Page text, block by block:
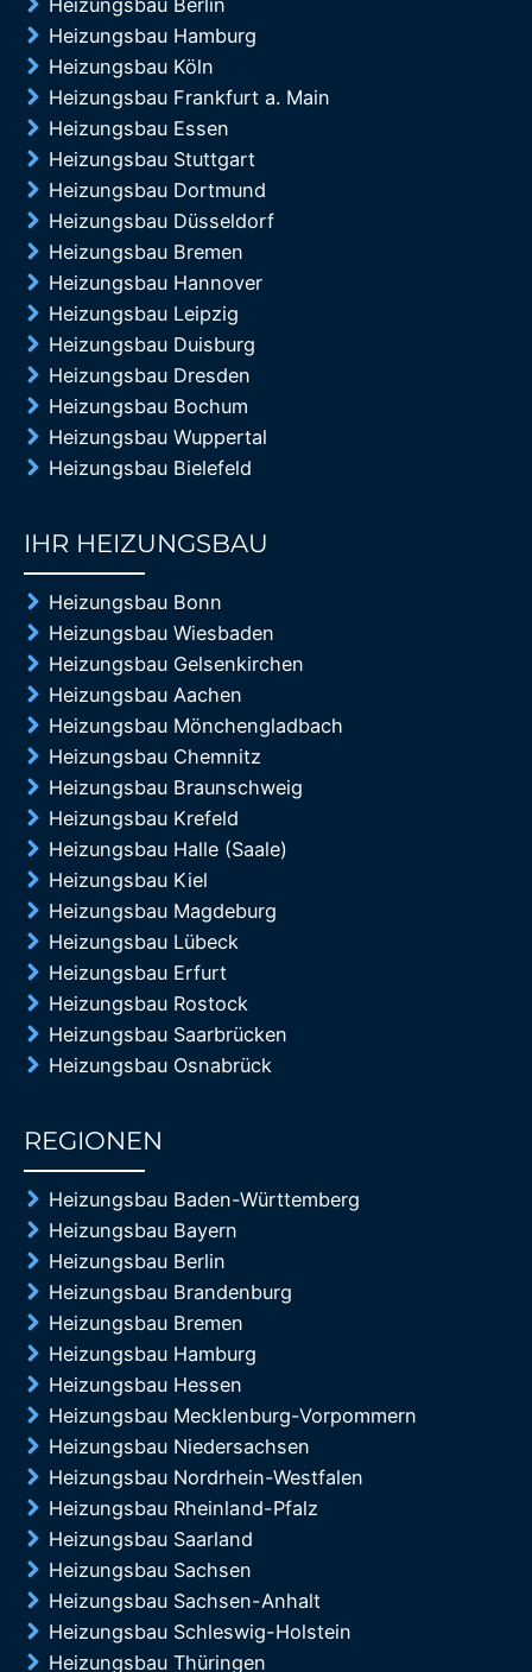
Heizungsbau Berlin
Heizungsbau Hamburg
Heizungsbau Köln
Heizungsbau Frankfurt a. Main
Heizungsbau Essen
Heizungsbau Stuttgart
Heizungsbau Dortmund
Heizungsbau Düsseldorf
Heizungsbau Bremen
Heizungsbau Hannover
Heizungsbau Leipzig
Heizungsbau Duisburg
Heizungsbau Dresden
Heizungsbau Bochum
Heizungsbau Wuppertal
Heizungsbau Bielefeld
IHR HEIZUNGSBAU
Heizungsbau Bonn
Heizungsbau Wiesbaden
Heizungsbau Gelsenkirchen
Heizungsbau Aachen
Heizungsbau Mönchengladbach
Heizungsbau Chemnitz
Heizungsbau Braunschweig
Heizungsbau Krefeld
Heizungsbau Halle (Saale)
Heizungsbau Kiel
Heizungsbau Magdeburg
Heizungsbau Lübeck
Heizungsbau Erfurt
Heizungsbau Rostock
Heizungsbau Saarbrücken
Heizungsbau Osnabrück
REGIONEN
Heizungsbau Baden-Württemberg
Heizungsbau Bayern
Heizungsbau Berlin
Heizungsbau Brandenburg
Heizungsbau Bremen
Heizungsbau Hamburg
Heizungsbau Hessen
Heizungsbau Mecklenburg-Vorpommern
Heizungsbau Niedersachsen
Heizungsbau Nordrhein-Westfalen
Heizungsbau Rheinland-Pfalz
Heizungsbau Saarland
Heizungsbau Sachsen
Heizungsbau Sachsen-Anhalt
Heizungsbau Schleswig-Holstein
Heizungsbau Thüringen